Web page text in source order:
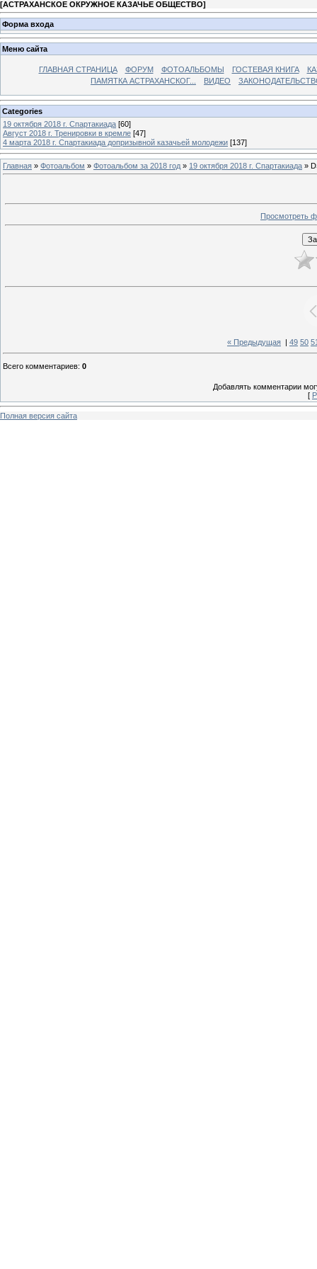
[АСТРАХАНСКОЕ ОКРУЖНОЕ КАЗАЧЬЕ ОБЩЕСТВО]
Форма входа
Меню сайта
ГЛАВНАЯ СТРАНИЦА ФОРУМ ФОТОАЛЬБОМЫ ГОСТЕВАЯ КНИГА
ПАМЯТКА АСТРАХАНСКОГ...
ВИДЕО
Categories
19 октября 2018 г. Спартакиада [60]
Август 2018 г. Тренировки в кремле [47]
4 марта 2018 г. Спартакиада допризывной казачьей молодежи [137]
Главная » Фотоальбом » Фотоальбом за 2018 год » 19 октября 2018 г. Спартакиада »
Просмотреть
« Предыдущая 49 50
Всего комментариев: 0
Добавлять комментарии
[
Полная версия сайта